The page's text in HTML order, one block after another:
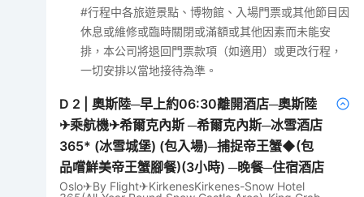
#行程中各旅遊景點、博物館、入場門票或其他節目因
休息或維修或臨時關閉或滿額或其他因素而未能安
排，本公司將退回門票款項（如適用）或更改行程，
一切安排以當地接待為準。
D 2 |奧斯陸─早上約06:30離開酒店─奧斯陸
✈乘航機✈希爾克內斯 ─希爾克內斯─冰雪酒店
365* (冰雪城堡) (包入場)─捕捉帝王蟹◆(包
品嚐鮮美帝王蟹腳餐)(3小時) ─晚餐─住宿酒店
Oslo✈By Flight✈KirkenesKirkenes-Snow Hotel